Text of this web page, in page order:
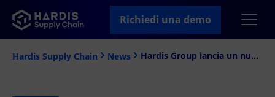
Richiedi una demo
Hardis Supply Chain News Hardis Group lancia un nuovo modulo per il pilotaggio in tempo reale di tutti i WCS